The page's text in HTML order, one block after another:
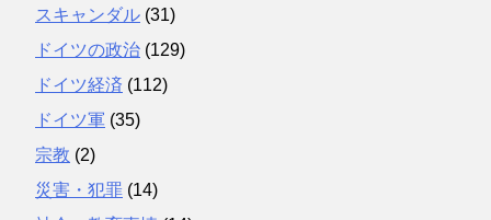
スキャンダル (31)
ドイツの政治 (129)
ドイツ経済 (112)
ドイツ軍 (35)
宗教 (2)
災害・犯罪 (14)